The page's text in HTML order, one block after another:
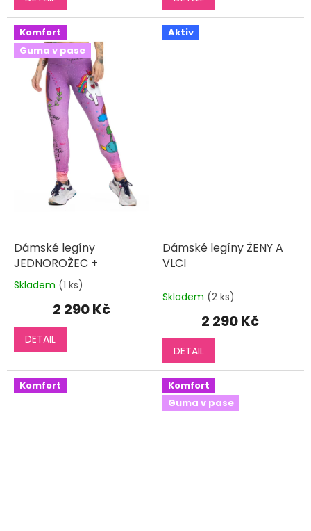
z
5
hvězdiček.
z
5
hvězdiček.
Komfort
Guma v pase
Dámské legíny
JEDNOROŽEC +
Průměrné
produktu
je
5,0
z
hvězdiček.
Skladem (1 ks)
2 290 Kč
DETAIL
Aktiv
Dámské legíny ŽENY A
VLCI
Skladem (2 ks)
2 290 Kč
DETAIL
Komfort
Komfort
Guma v pase